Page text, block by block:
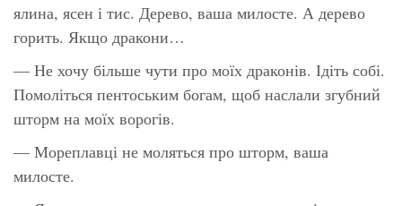
ялина, ясен і тис. Дерево, ваша милосте. А дерево
горить. Якщо дракони…
— Не хочу більше чути про моїх драконів. Ідіть собі.
Помоліться пентоським богам, щоб наслали згубний
шторм на моїх ворогів.
— Мореплавці не моляться про шторм, ваша
милосте.